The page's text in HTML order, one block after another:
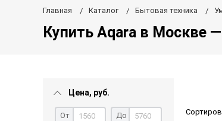
Главная Каталог Бытовая техника
Купить Aqara в Москве
Цена, руб.
От До